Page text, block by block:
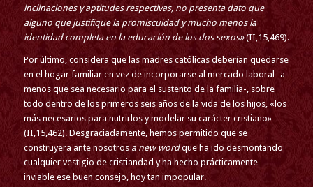
inclinaciones y aptitudes respectivas, no presenta dato que
alguno que justifique la promiscuidad y mucho menos la
identidad completa en la educación de los dos sexos»(II,15,469).
Por último, considera que las madres católicas deberían quedarse
en el hogar familiar en vez de incorporarse al mercado laboral -a
menos que sea necesario para el sustento de la familia-, sobre
todo dentro de los primeros seis años de la vida de los hijos, «los
más necesarios para nutrirlos y modelar su carácter cristiano»
(II,15,462). Desgraciadamente, hemos permitido que se
construyera ante nosotros a new wordque ha ido desmontando
cualquier vestigio de cristiandad y ha hecho prácticamente
inviable ese buen consejo, hoy tan impopular.